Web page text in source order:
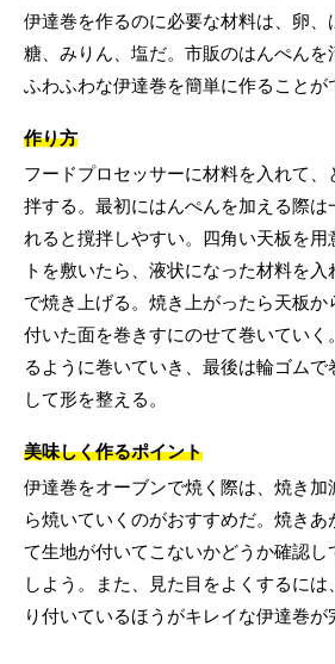
伊達巻を作るのに必要な材料は、卵
糖、みりん、塩だ。市販のはんぺんを
ふわふわな伊達巻を簡単に作ることが
作り方
フードプロセッサーに材料を入れて、
拌する。最初にはんぺんを加える際は
れると撹拌しやすい。四角い天板を用
トを敷いたら、液状になった材料を
で焼き上げる。焼き上がったら天板
付いた面を巻きすにのせて巻いていく
るように巻いていき、最後は輪ゴムで
して形を整える。
美味しく作るポイント
伊達巻をオーブンで焼く際は、焼き
ら焼いていくのがおすすめだ。焼きあ
て生地が付いてこないかどうか確認し
しよう。また、見た目をよくするに
り付いているほうがキレイな伊達巻が